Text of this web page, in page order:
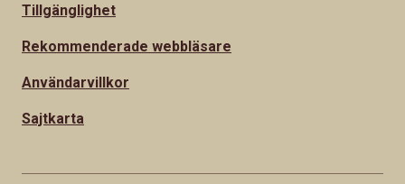
Tillgänglighet
Rekommenderade webbläsare
Användarvillkor
Sajtkarta